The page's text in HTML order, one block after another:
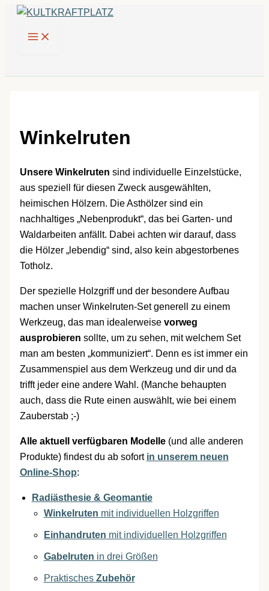
Zum
springen
Winkelruten
Unsere Winkelruten sind individuelle Einzelstücke,
aus speziell für diesen Zweck ausgewählten,
heimischen Hölzern. Die Asthölzer sind ein
nachhaltiges „Nebenprodukt“, das bei Garten- und
Waldarbeiten anfällt. Dabei achten wir darauf, dass
die Hölzer „lebendig“ sind, also kein abgestorbenes
Totholz.
Der spezielle Holzgriff und der besondere Aufbau
machen unser Winkelruten-Set generell zu einem
Werkzeug, das man idealerweisevorweg
ausprobieren sollte, um zu sehen, mit welchem Set
man am besten „kommuniziert“. Denn es ist immer ein
Zusammenspiel aus dem Werkzeug und dir und da
trifft jeder eine andere Wahl. (Manche behaupten
auch, dass die Rute einen auswählt, wie bei einem
Zauberstab ;-)
Alle aktuell verfügbaren Modelle(und alle anderen
Produkte) findest du ab sofort in unserem neuen
Online-Shop:
Radiästhesie & Geomantie
Winkelruten mit individuellen Holzgriffen
Einhandruten mit individuellen Holzgriffen
Gabelruten in drei Größen
Praktisches Zubehör